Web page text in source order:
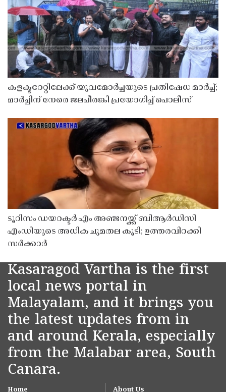
കളക്ടറേറ്റിലേക്ക് യുവമോർച്ചയുടെ പ്രതിഷേധ മാർച്ച്;
മാർച്ചിന് നേരെ ജലപീരങ്കി പ്രയോഗിച്ച് പൊലീസ്
ടൂറിസം ഡയറക്ടർ എം അഞ്ജനയ്ക്ക് ബിആർഡിസി
എംഡിയുടെ അധിക ചുമതല കൂടി; ഉത്തരവിറക്കി
സർക്കാർ
Kasaragod Vartha is the first
local news portal in
Malayalam, and it brings you
the latest updates from in
and around Kerala, especially
from the Malabar area, South
Canara.
Home About Us